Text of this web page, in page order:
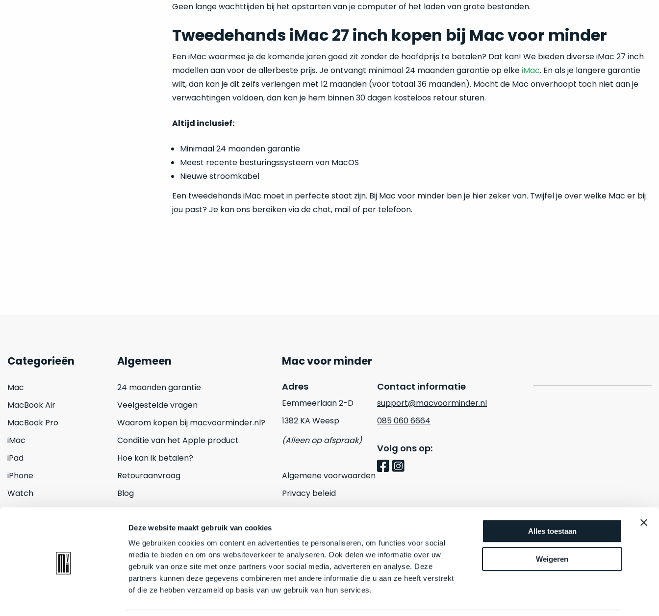
Deze website maakt gebruik van cookies
We gebruiken cookies om content en advertenties te personaliseren, om functies voor social
media te bieden en om ons websiteverkeer te analyseren. Ook delen we informatie over uw
gebruik van onze site met onze partners voor social media, adverteren en analyse. Deze
partners kunnen deze gegevens combineren met andere informatie die u aan ze heeft verstrekt
of die ze hebben verzameld op basis van uw gebruik van hun services.
Alles toestaan
Weigeren
Geen lange wachttijden bij het opstarten van je computer of het laden van grote bestanden.
Tweedehands iMac 27 inch kopen bij Mac voor minder
Een iMac waarmee je de komende jaren goed zit zonder de hoofdprijs te betalen? Dat kan! We bieden diverse iMac 27 inch
modellen aan voor de allerbeste prijs. Je ontvangt minimaal 24 maanden garantie op elkeiMac. En als je langere garantie
wilt, dan kan je dit zelfs verlengen met 12 maanden (voor totaal 36 maanden). Mocht de Mac onverhoopt toch niet aan je
verwachtingen voldoen, dan kan je hem binnen 30 dagen kosteloos retour sturen.
Altijd inclusief:
Minimaal 24 maanden garantie
Meest recente besturingssysteem van MacOS
Nieuwe stroomkabel
Een tweedehands iMac moet in perfecte staat zijn. Bij Mac voor minder ben je hier zeker van. Twijfel je over welke Mac er bij
jou past? Je kan ons bereiken via de chat, mail of per telefoon.
Categorieën
Mac
MacBook Air
MacBook Pro
iMac
iPad
iPhone
Watch
Algemeen
24 maanden garantie
Veelgestelde vragen
Waarom kopen bij macvoorminder.nl?
Conditie van het Apple product
Hoe kan ik betalen?
Retouraanvraag
Blog
Mac voor minder
Adres
Eemmeerlaan 2-D
1382 KA Weesp
(Alleen op afspraak)
Algemene voorwaarden
Privacy beleid
Contact informatie
support@macvoorminder.nl
085 060 6664
Volg ons op: